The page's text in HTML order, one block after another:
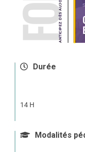
Durée
14 H
Modalités